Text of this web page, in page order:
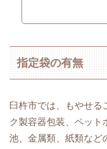
指定袋の有無
臼杵市では、もやせる
ク製容器包装、ペット
池、金属類、紙類など